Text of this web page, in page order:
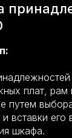
плат, рам
путем
вставки
шкафа.